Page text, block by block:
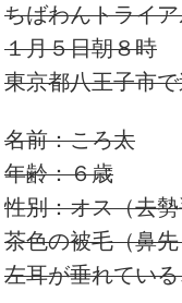
ちばわんトライ
１月５日朝８時
東京都八王子市
名前：ころ太
年齢：６歳
性別：オス（去
茶色の被毛（鼻
左耳が垂れてい